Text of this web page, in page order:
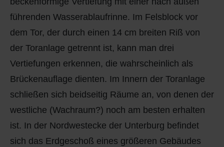
führenden Wasserablaufrinne. Im Felsblock vor
dem Tor, der durch einen 14 cm breiten Riß von
der Toranlage getrennt ist, kann man drei
Vertiefungen erkennen, die wahrscheinlich als
Brückenauflage dienten. Im Innern der Toranlage
schließen sich beidseitig Räume an, von denen der
westliche (Wachraum?) noch am besten erhalten
ist. In der Nordwestecke der Unterburg befindet
sich das Erdgeschoß eines größeren Gebäudes